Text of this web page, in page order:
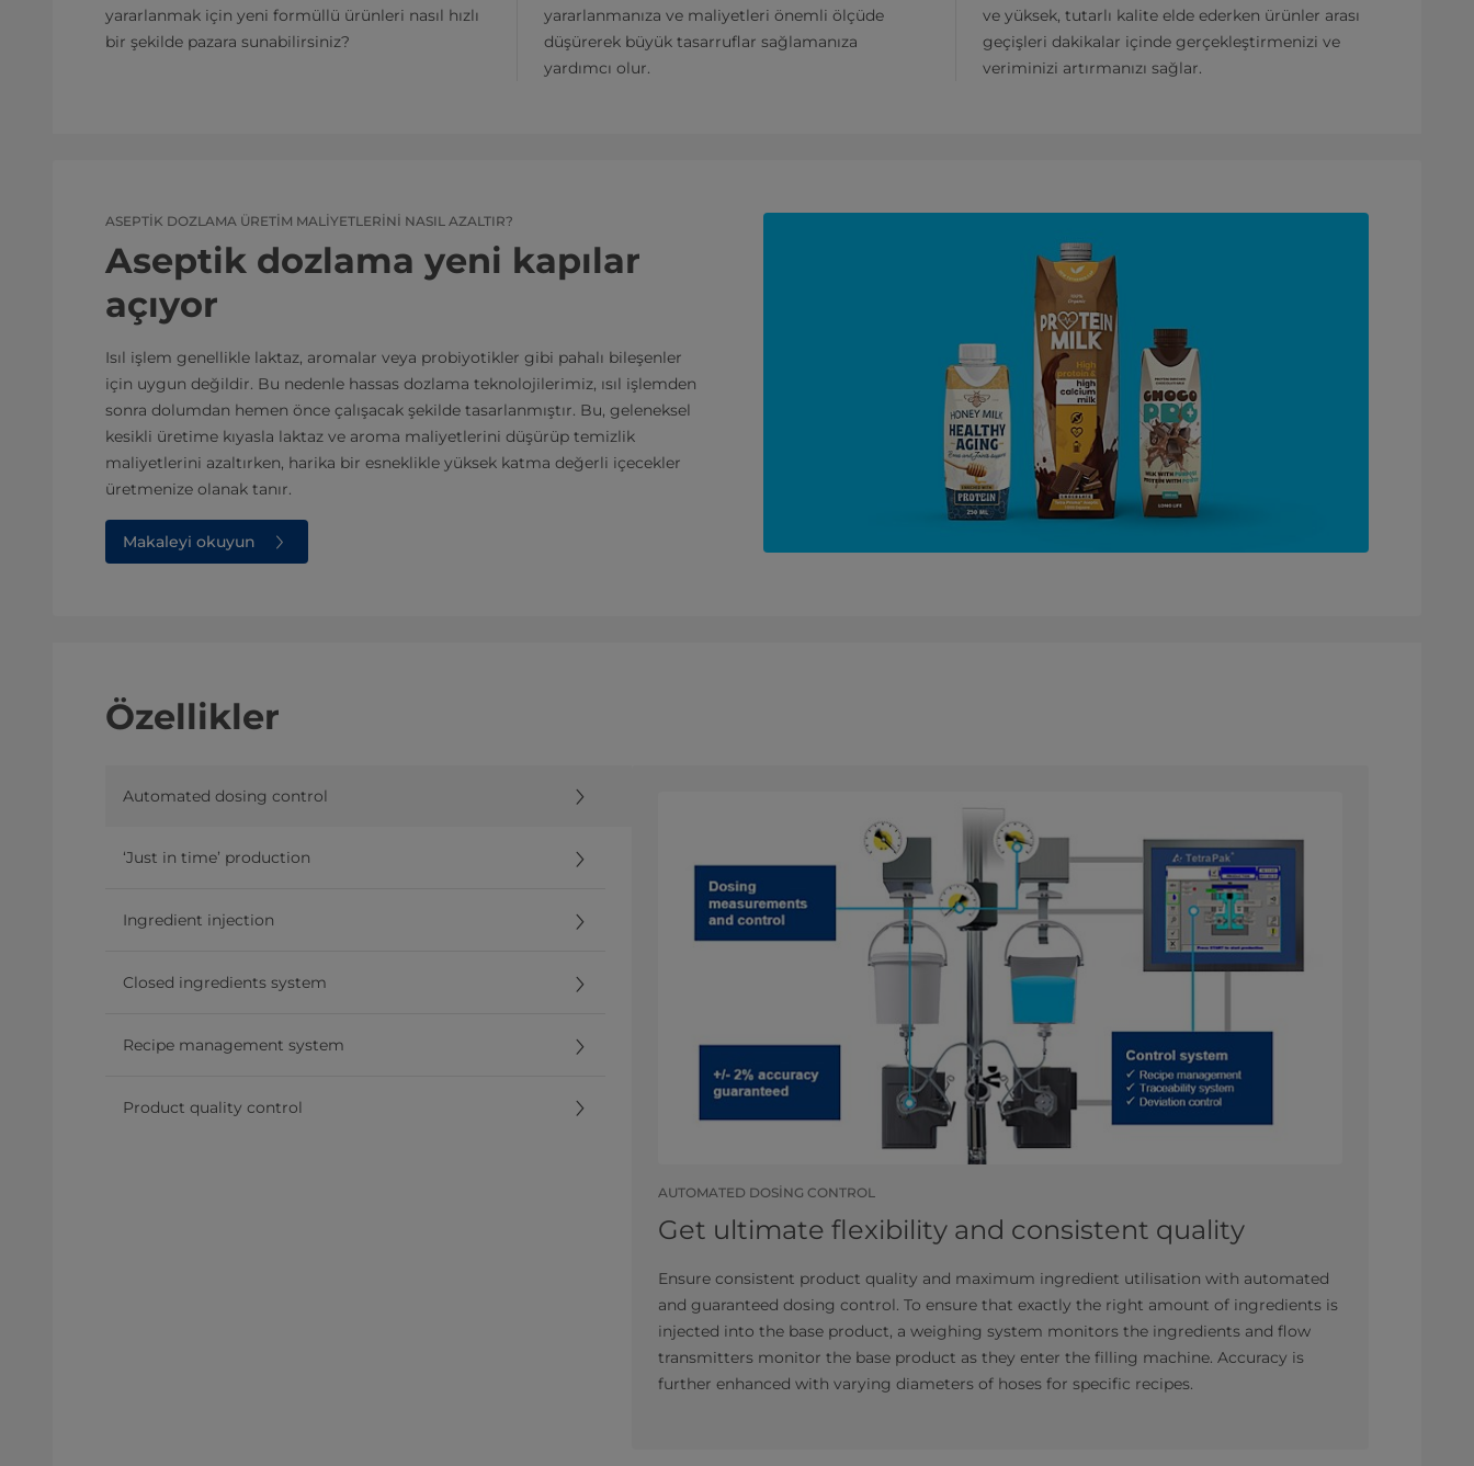
yararlanmak için yeni formüllü ürünleri nasıl hızlı
bir şekilde pazara sunabilirsiniz?
yararlanmanıza ve maliyetleri önemli ölçüde
düşürerek büyük tasarruflar sağlamanıza
yardımcı olur.
ve yüksek, tutarlı kalite elde ederken ürünler arası
geçişleri dakikalar içinde gerçekleştirmenizi ve
veriminizi artırmanızı sağlar.
ASEPTIK DOZLAMA ÜRETIM MALIYETLERINI NASIL AZALTIR?
Aseptik dozlama yeni kapılar
açıyor
Isıl işlem genellikle laktaz, aromalar veya probiyotikler gibi pahalı bileşenler
için uygun değildir. Bu nedenle hassas dozlama teknolojilerimiz, ısıl işlemden
sonra dolumdan hemen önce çalışacak şekilde tasarlanmıştır. Bu, geleneksel
kesikli üretime kıyasla laktaz ve aroma maliyetlerini düşürüp temizlik
maliyetlerini azaltırken, harika bir esneklikle yüksek katma değerli içecekler
üretmenize olanak tanır.
Makaleyi okuyun
Özellikler
Automated dosing control
‘Just in time’ production
Ingredient injection
Closed ingredients system
Recipe management system
Product quality control
AUTOMATED DOSING CONTROL
Get ultimate flexibility and consistent quality
Ensure consistent product quality and maximum ingredient utilisation with automated
and guaranteed dosing control. To ensure that exactly the right amount of ingredients is
injected into the base product, a weighing system monitors the ingredients and flow
transmitters monitor the base product as they enter the filling machine. Accuracy is
further enhanced with varying diameters of hoses for specific recipes.